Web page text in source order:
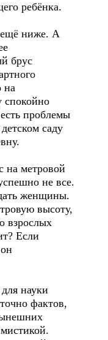
ребёнка.
ещё ниже. А
брус
на
спокойно
проблемы
саду
на метровой
не все.
женщины.
высоту,
взрослых
Если
науки
фактов,